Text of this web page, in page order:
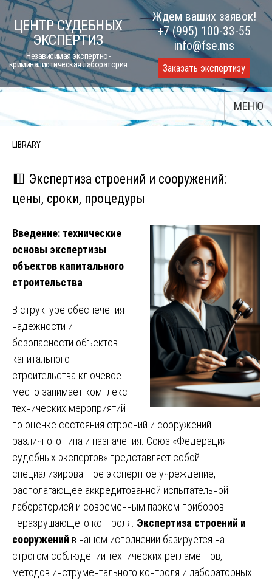
Skip
to
content
ЦЕНТР СУДЕБНЫХ
ЭКСПЕРТИЗ
Независимая экспертно-
криминалистическая лаборатория
Ждем ваших заявок!
+7 (995) 100-33-55
info@fse.ms
Заказать экспертизу
МЕНЮ
LIBRARY
🟥 Экспертиза строений и сооружений:
цены, сроки, процедуры
Введение: технические
основы экспертизы
объектов капитального
строительства
В структуре обеспечения
надежности и
безопасности объектов
капитального
строительства ключевое
место занимает комплекс
технических мероприятий
по оценке состояния строений и сооружений
различного типа и назначения. Союз «Федерация
судебных экспертов» представляет собой
специализированное экспертное учреждение,
располагающее аккредитованной испытательной
лабораторией и современным парком приборов
неразрушающего контроля. Экспертиза строений и
сооружений в нашем исполнении базируется на
строгом соблюдении технических регламентов,
методов инструментального контроля и лабораторных